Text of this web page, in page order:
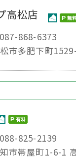
高松店
868-6373
市多肥下町
825-2139
市帯屋町1-6-1